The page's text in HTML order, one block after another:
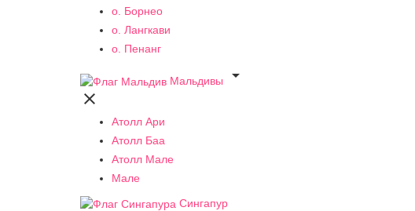
о. Борнео
о. Лангкави
о. Пенанг
Мальдивы


Атолл Ари
Атолл Баа
Атолл Мале
Мале
Сингапур